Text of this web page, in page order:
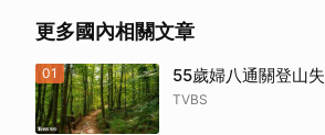
更多國內相關文章
01 55歲婦八通關登山
TVBS